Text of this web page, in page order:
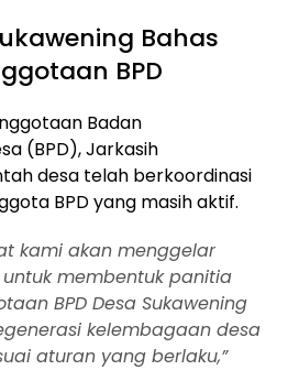
Bahas
BPD
Badan
(BPD), Jarkasih
desa telah berkoordinasi
BPD yang masih aktif.
kami akan menggelar
membentuk panitia
BPD Desa Sukawening
kelembagaan desa
aturan yang berlaku,”